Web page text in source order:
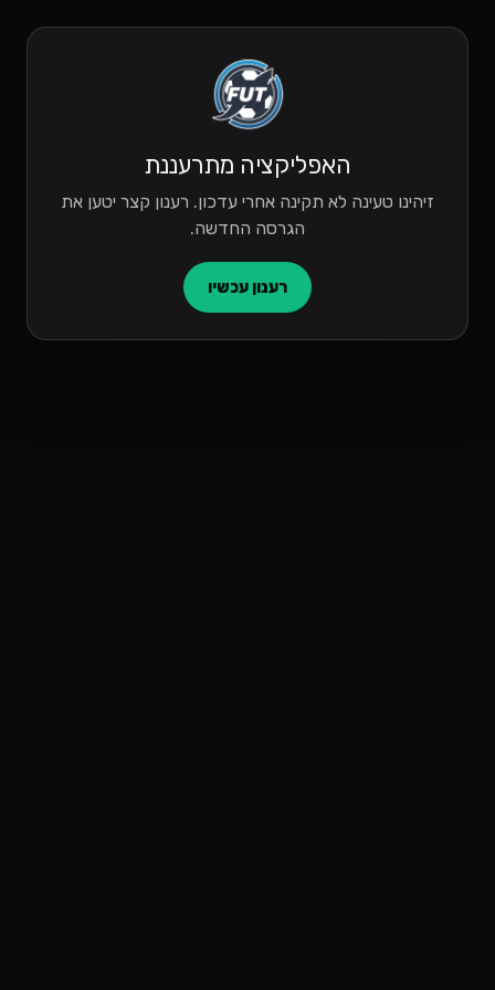
האפליקציה מתרעננת
זיהינו טעינה לא תקינה אחרי עדכון. רענון קצר יטען את
הגרסה החדשה.
רענון עכשיו